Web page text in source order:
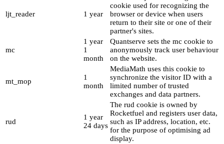
ljt_reader 1 year
cookie used for recognizing the
browser or device when users
return to their site or one of their
partner's sites.
mc
1 year
1
month
Quantserve sets the mc cookie to
anonymously track user behaviour
on the website.
mt_mop
1
month
MediaMath uses this cookie to
synchronize the visitor ID with a
limited number of trusted
exchanges and data partners.
rud
1 year
24 days
The rud cookie is owned by
Rocketfuel and registers user data,
such as IP address, location, etc.
for the purpose of optimising ad
display.